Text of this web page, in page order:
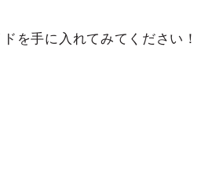
を手に入れてみてください！